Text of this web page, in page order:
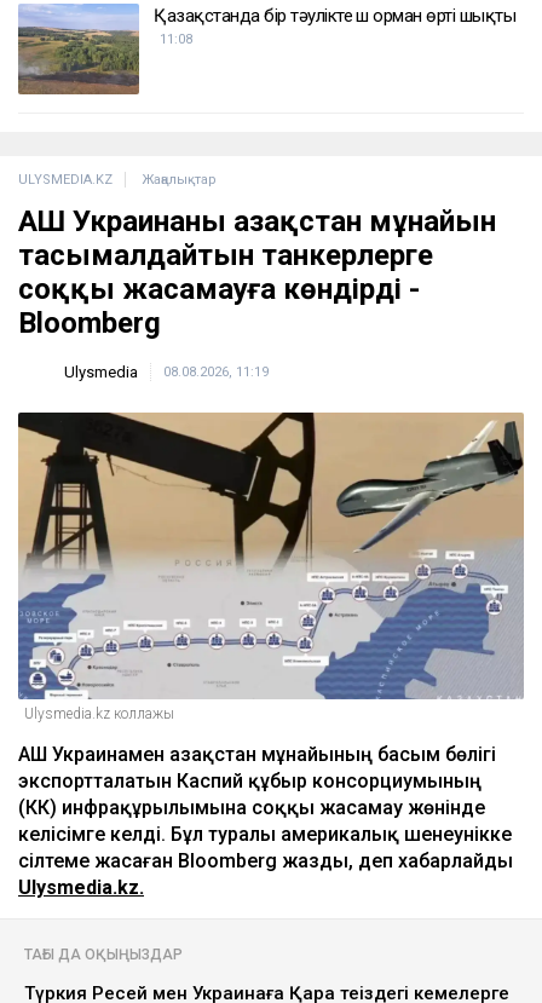
Қазақстанда бір тәулікте үш орман өрті шықты
11:08
ULYSMEDIA.KZ Жаңалықтар
АҚШ Украинаны Қазақстан мұнайын
тасымалдайтын танкерлерге
соққы жасамауға көндірді -
Bloomberg
Ulysmedia 08.08.2026, 11:19
Ulysmedia.kz коллажы
АҚШ Украинамен Қазақстан мұнайының басым бөлігі
экспортталатын Каспий құбыр консорциумының
(КҚК) инфрақұрылымына соққы жасамау жөнінде
келісімге келді. Бұл туралы америкалық шенеунікке
сілтеме жасаған Bloomberg жазды, деп хабарлайды
Ulysmedia.kz.
ТАҒЫ ДА ОҚЫҢЫЗДАР
Түркия Ресей мен Украинаға Қара теңіздегі кемелерге